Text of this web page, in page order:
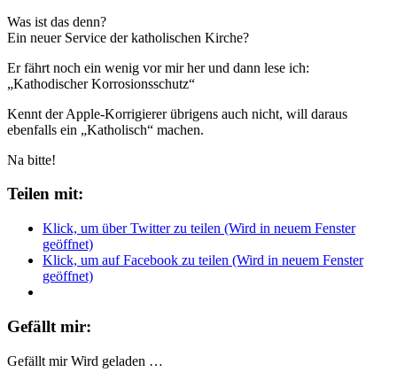
Was ist das denn?
Ein neuer Service der katholischen Kirche?
Er fährt noch ein wenig vor mir her und dann lese ich:
„Kathodischer Korrosionsschutz“
Kennt der Apple-Korrigierer übrigens auch nicht, will daraus
ebenfalls ein „Katholisch“ machen.
Na bitte!
Teilen mit:
Klick, um über Twitter zu teilen (Wird in neuem Fenster
geöffnet)
Klick, um auf Facebook zu teilen (Wird in neuem Fenster
geöffnet)
Gefällt mir:
Gefällt mir Wird geladen …